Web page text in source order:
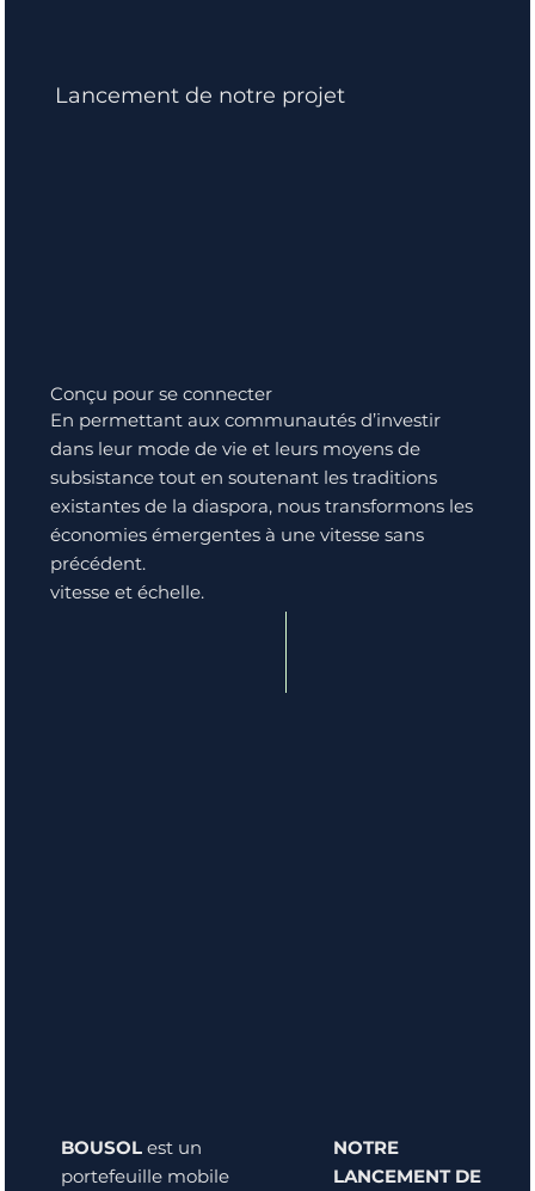
Lancement de notre projet
Conçu pour se connecter
En permettant aux communautés d’investir
dans leur mode de vie et leurs moyens de
subsistance tout en soutenant les traditions
existantes de la diaspora, nous transformons les
économies émergentes à une vitesse sans
précédent.
vitesse et échelle.
BOUSOLest un
portefeuille mobile
NOTRE
LANCEMENT DE